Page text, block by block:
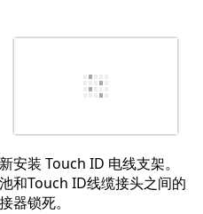
安装 Touch ID 电线支架。
和Touch ID线缆接头之间的
器锁死。